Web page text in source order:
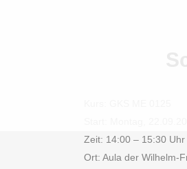
Zeit: 14:00 – 15:30 Uhr
Ort: Aula der Wilhelm-